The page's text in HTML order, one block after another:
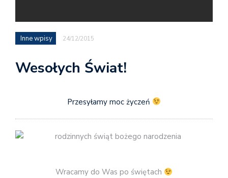
Inne wpisy 24/12/2015
Wesołych Świat!
Przesyłamy moc życzeń
Wracamy do Was po świętach